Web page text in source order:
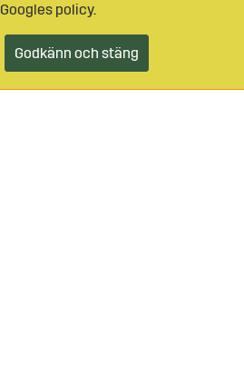
Googles policy.
Godkänn och stäng